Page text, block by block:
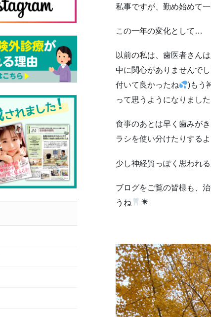
私事ですが、勤め始めて
この一年の変化として…
以前の私は、歯医者さん
中に関心がありませんで
付いて良かったね
)もう
って思うようになりました
食事のあとは早く歯みが
ラシを使い分けたりするよ
少し神経質っぽく思われ
ブログをご覧の皆様も、
うね